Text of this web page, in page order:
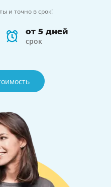
и точно в срок!
от 5 дней
срок